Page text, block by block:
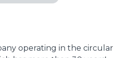
operating in the circular